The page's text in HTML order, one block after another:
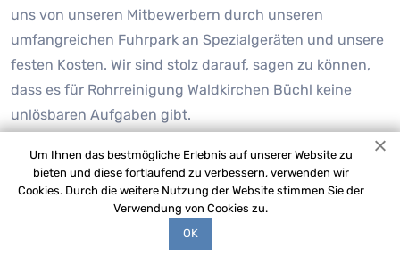
uns von unseren Mitbewerbern durch unseren
umfangreichen Fuhrpark an Spezialgeräten und unsere
festen Kosten. Wir sind stolz darauf, sagen zu können,
dass es für Rohrreinigung Waldkirchen Büchl keine
unlösbaren Aufgaben gibt.
Um Ihnen das bestmögliche Erlebnis auf unserer Website zu
bieten und diese fortlaufend zu verbessern, verwenden wir
Cookies. Durch die weitere Nutzung der Website stimmen Sie der
Verwendung von Cookies zu.
OK